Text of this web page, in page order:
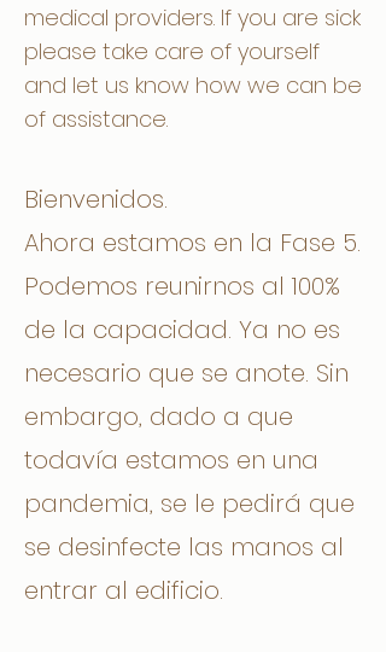
medical providers. If you are sick
please take care of yourself
and let us know how we can be
of assistance.
Bienvenidos.
Ahora estamos en la Fase 5.
Podemos reunirnos al 100%
de la capacidad. Ya no es
necesario que se anote. Sin
embargo, dado a que
todavía estamos en una
pandemia, se le pedirá que
se desinfecte las manos al
entrar al edificio.